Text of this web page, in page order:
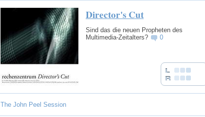
Director's Cut
Sind das die neuen Propheten des
Multimedia-Zeitalters?
0
The John Peel Session